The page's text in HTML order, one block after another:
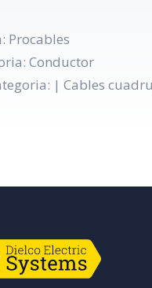
Procables
Conductor
| Cables